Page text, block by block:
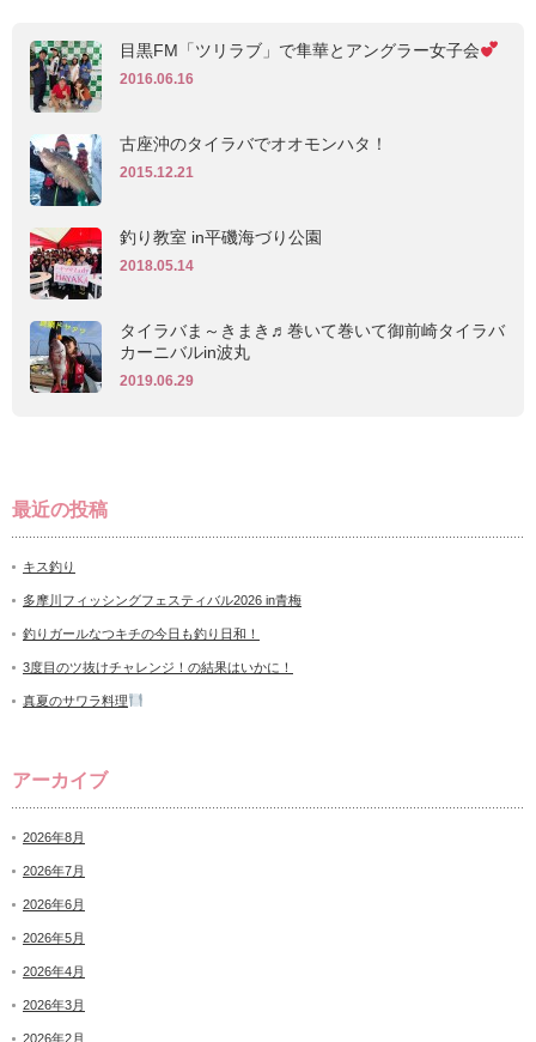
目黒FM「ツリラブ」で隼華とアングラー女子会
2016.06.16
古座沖のタイラバでオオモンハタ！
2015.12.21
釣り教室 in平磯海づり公園
2018.05.14
タイラバま～きまき♬巻いて巻いて御前崎タイラバ
カーニバルin波丸
2019.06.29
最近の投稿
キス釣り
多摩川フィッシングフェスティバル2026 in青梅
釣りガールなつキチの今日も釣り日和！
3度目のツ抜けチャレンジ！の結果はいかに！
真夏のサワラ料理
アーカイブ
2026年8月
2026年7月
2026年6月
2026年5月
2026年4月
2026年3月
2026年2月